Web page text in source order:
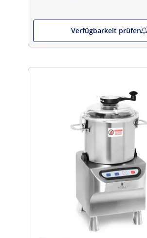
Verfügbarkeit prüfen